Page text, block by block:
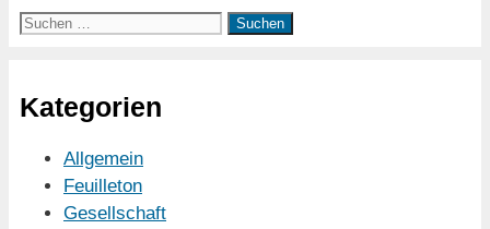
Suchen
Kategorien
Allgemein
Feuilleton
Gesellschaft